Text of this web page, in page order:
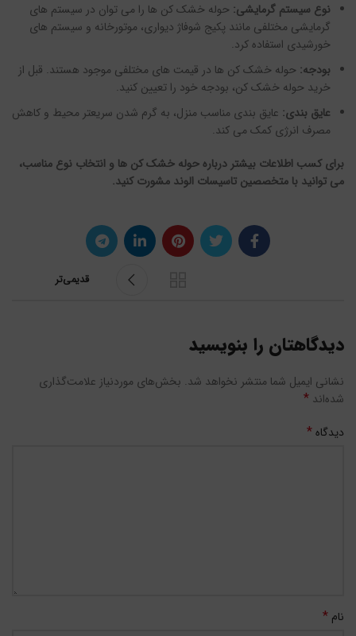
نوع سیستم گرمایشی: حوله خشک کن ها را می توان در سیستم های
گرمایشی مختلفی مانند پکیج شوفاژ دیواری، موتورخانه و سیستم های
خورشیدی استفاده کرد.
بودجه: حوله خشک کن ها در قیمت های مختلفی موجود هستند. قبل از
خرید حوله خشک کن، بودجه خود را تعیین کنید.
عایق بندی: عایق بندی مناسب منزل، به گرم شدن سریعتر محیط و کاهش
مصرف انرژی کمک می کند.
برای کسب اطلاعات بیشتر درباره حوله خشک کن ها و انتخاب نوع مناسب،
می توانید با متخصصین تاسیسات الوند مشورت کنید.
قدیمی‌تر
دیدگاهتان را بنویسید
نشانی ایمیل شما منتشر نخواهد شد. بخش‌های موردنیاز علامت‌گذاری
شده‌اند *
دیدگاه*
نام *